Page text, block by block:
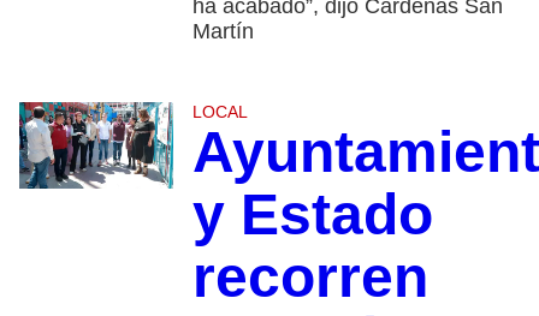
ha acabado”, dijo Cárdenas San
Martín
LOCAL
y Estado
recorren